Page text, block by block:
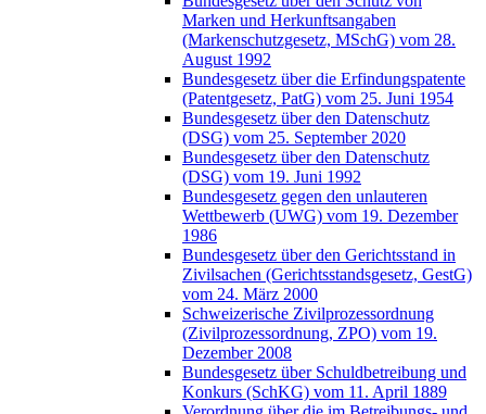
Marken und Herkunftsangaben
(Markenschutzgesetz, MSchG) vom 28.
August 1992
Bundesgesetz über die Erfindungspatente
(Patentgesetz, PatG) vom 25. Juni 1954
Bundesgesetz über den Datenschutz
(DSG) vom 25. September 2020
Bundesgesetz über den Datenschutz
(DSG) vom 19. Juni 1992
Bundesgesetz gegen den unlauteren
Wettbewerb (UWG) vom 19. Dezember
1986
Bundesgesetz über den Gerichtsstand in
Zivilsachen (Gerichtsstandsgesetz, GestG)
vom 24. März 2000
Schweizerische Zivilprozessordnung
(Zivilprozessordnung, ZPO) vom 19.
Dezember 2008
Bundesgesetz über Schuldbetreibung und
Konkurs (SchKG) vom 11. April 1889